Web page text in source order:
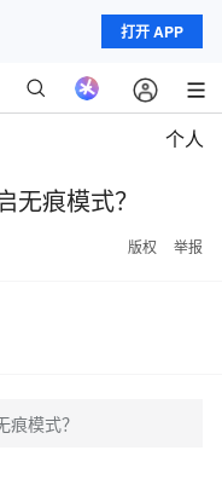
打开 APP
个人
无痕模式？
版权 举报
模式？